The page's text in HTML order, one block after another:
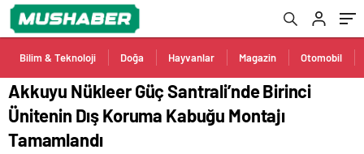
Bilim & Teknoloji Doğa Hayvanlar Magazin Otomobil
Tamamlandı
Akkuyu Nükleer Güç Santrali’nde Birinci
Ünitenin Dış Koruma Kabuğu Montajı
Tamamlandı